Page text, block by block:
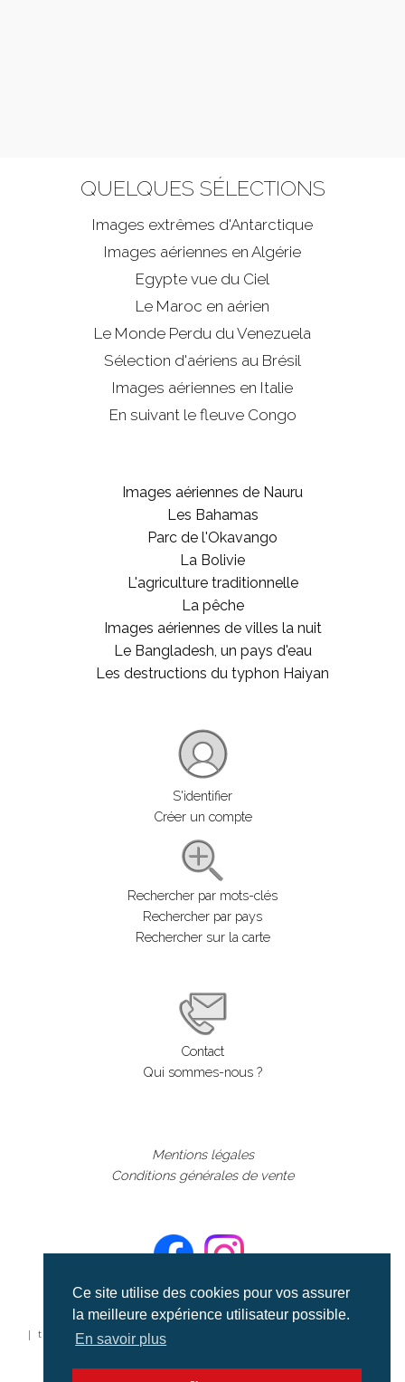
Ce site utilise des cookies pour vos assurer
la meilleure expérience utilisateur possible.
En savoir plus
QUELQUES SÉLECTIONS
Images extrêmes d'Antarctique
Images aériennes en Algérie
Egypte vue du Ciel
Le Maroc en aérien
Le Monde Perdu du Venezuela
Sélection d'aériens au Brésil
Images aériennes en Italie
En suivant le fleuve Congo
Images aériennes de Nauru
Les Bahamas
Parc de l'Okavango
La Bolivie
L'agriculture traditionnelle
La pêche
Images aériennes de villes la nuit
Le Bangladesh, un pays d'eau
Les destructions du typhon Haiyan
S'identifier
Créer un compte
Rechercher par mots-clés
Rechercher par pays
Rechercher sur la carte
Contact
Qui sommes-nous ?
Mentions légales
Conditions générales de vente
©aerialcollection marque déposée 2024
| tous droits réservés | aerialcollection.fr banque d'images
aériennes et documentaires video et cinéma |